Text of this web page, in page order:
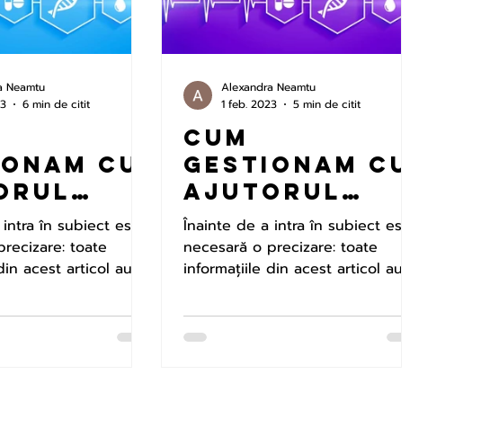
cu
în subiect este
toate
acest articol au
Neamtu
6 min de citit
Cum
gestionam cu
ajutorul
plasturilor
fototerapeut
ici durerea,
scazut de
Înainte de a intra în subiect este
necesară o precizare: toate
informațiile din acest articol au
Alexandra Neamtu
1 feb. 2023
5 min de citit